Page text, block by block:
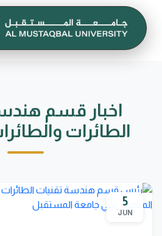
اخبار قسم
الطائرات
5
JUN